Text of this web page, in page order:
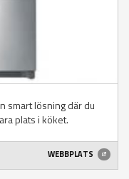
smart lösning där du
plats i köket.
WEBBPLATS